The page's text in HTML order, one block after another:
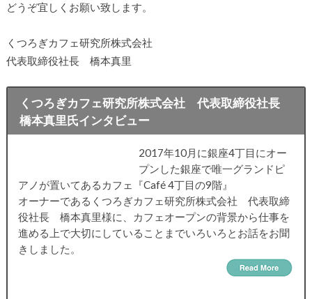
どうぞ宜しくお願い致します。
くつろぎカフェ研究所株式会社
代表取締役社長 橋本真里
くつろぎカフェ研究所株式会社 代表取締役社長
橋本真里氏インタビュー
2017年10月に銀座4丁目にオー
プンした銀座で唯一グランドピ
アノが置いてあるカフェ『Café 4丁目の9階』
オーナーであるくつろぎカフェ研究所株式会社 代表取締
役社長 橋本真里様に、カフェオープンの背景から仕事を
進める上で大切にしていることまでいろいろとお話をお聞
きしました。